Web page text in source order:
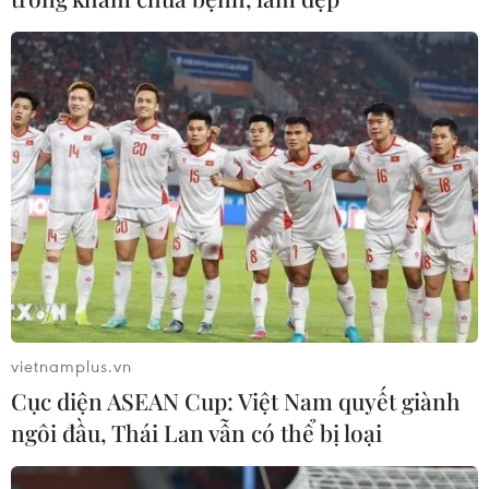
đầu bảng'
06/08/2026 07:25
Chủ tịch Liên đoàn Bóng đá thế giới
chịu sức ép chưa từng có
06/08/2026 04:12
Futsal Việt Nam bất bại sau trận hòa
khó tin trước chủ nhà Thái Lan
06/08/2026 02:38
Toàn cảnh ASEAN Cup: Thái
Lan "thắng như chẻ tre", thách thức
vietnamplus.vn
Cục diện ASEAN Cup: Việt Nam quyết giành
ngôi đầu, Thái Lan vẫn có thể bị loại